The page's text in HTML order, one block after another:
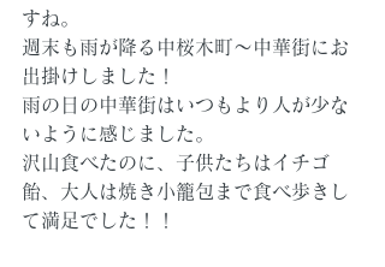
すね。
週末も雨が降る中桜木町～中華街にお
出掛けしました！
雨の日の中華街はいつもより人が少な
いように感じました。
沢山食べたのに、子供たちはイチゴ
飴、大人は焼き小籠包まで食べ歩きし
て満足でした！！